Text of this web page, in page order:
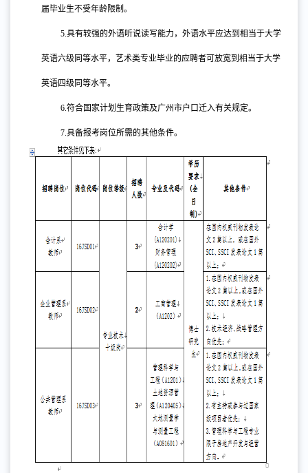
届毕业生不受年龄限制。
5.具有较强的外语听说读写能力，外语水平应达到相当于大学
英语六级同等水平，艺术类专业毕业的应聘者可放宽到相当于大学
英语四级同等水平。
6.符合国家计划生育政策及广州市户口迁入有关规定。
7.具备报考岗位所需的其他条件。